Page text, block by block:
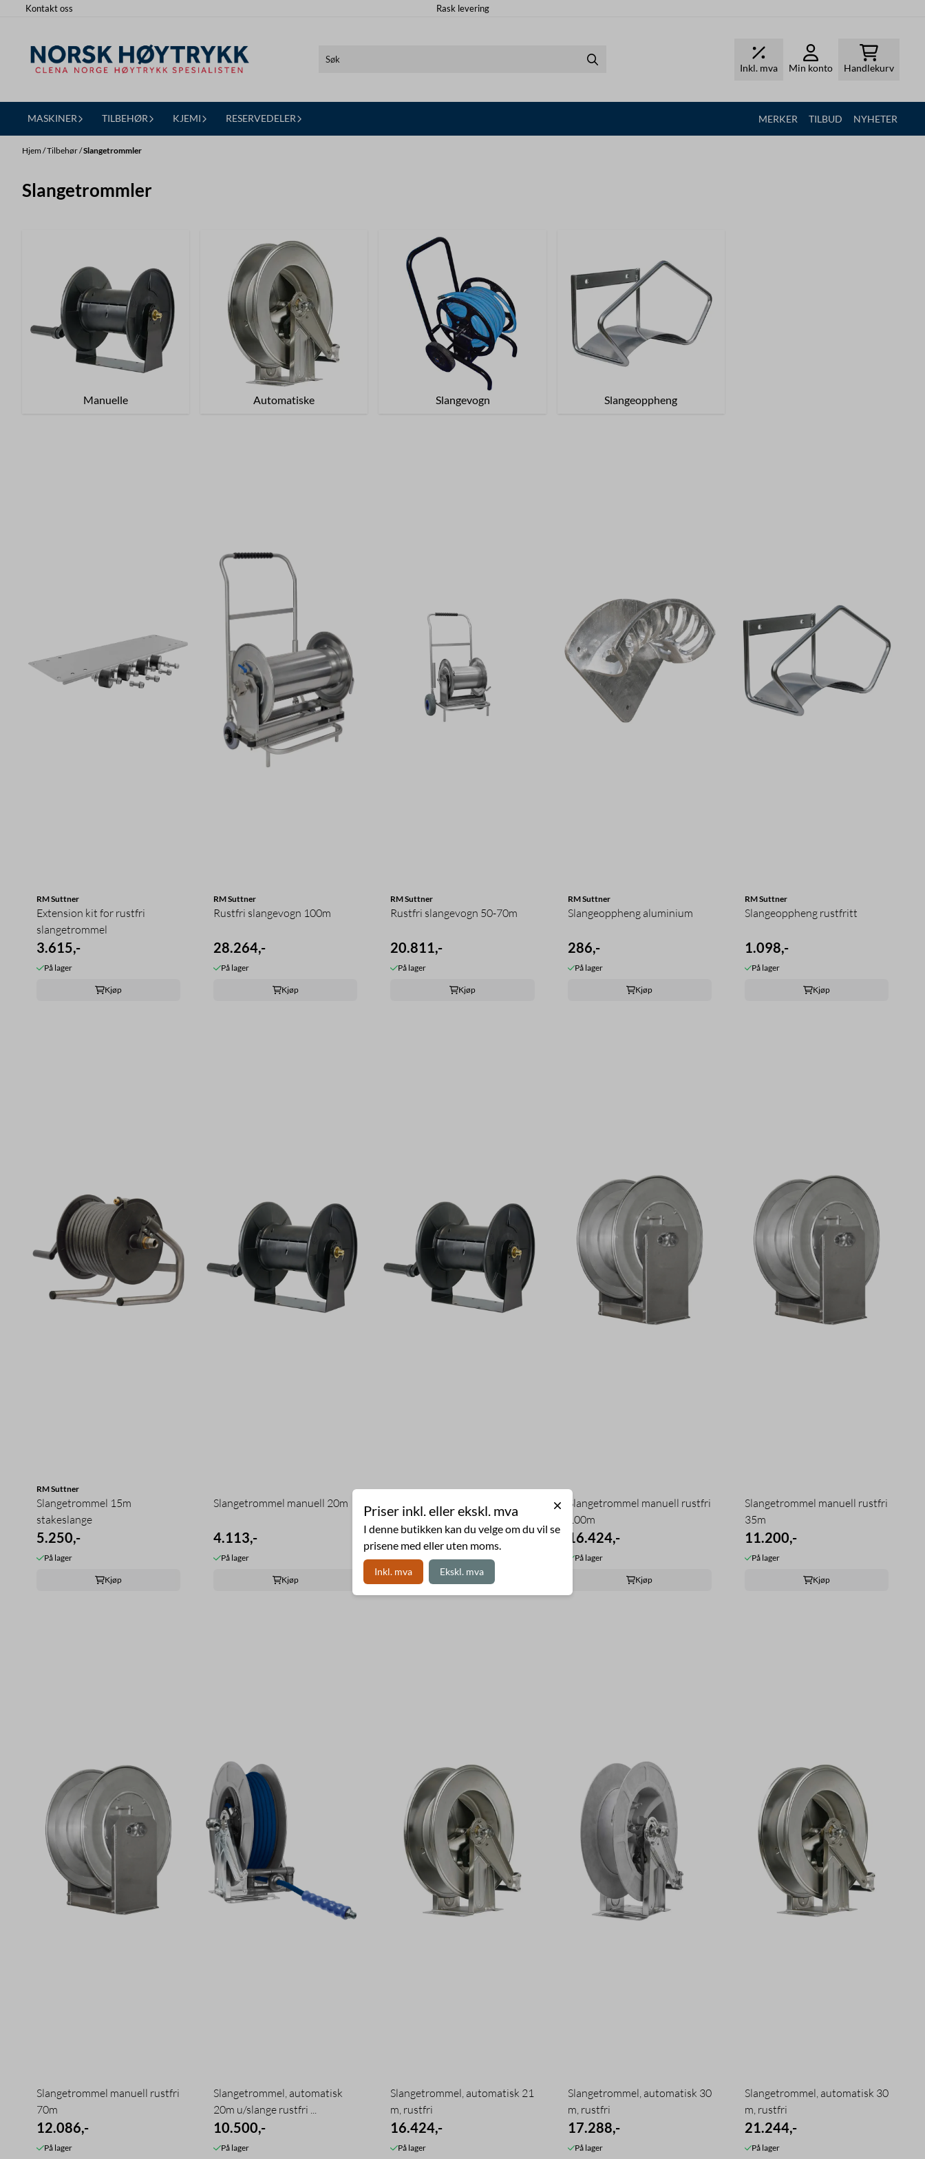
Hopp til innhold
Kontakt oss Rask levering
Inkl. mva Min konto Handlekurv
MASKINER TILBEHØR KJEMI RESERVEDELER MERKER TILBUD NYHETER
Hjem /Tilbehør/Slangetrommler
Slangetrommler
Manuelle Automatiske Slangevogn Slangeoppheng
RM Suttner
Extension kit for rustfri
slangetrommel
3.615,-
På lager
Kjøp
RM Suttner
Rustfri slangevogn 100m
28.264,-
På lager
Kjøp
RM Suttner
Rustfri slangevogn 50-70m
20.811,-
På lager
Kjøp
RM Suttner
Slangeoppheng aluminium
286,-
På lager
Kjøp
RM Suttner
Slangeoppheng rustfritt
1.098,-
På lager
Kjøp
RM Suttner
Slangetrommel 15m
stakeslange
5.250,-
På lager
Kjøp
Slangetrommel manuell 20m
4.113,-
På lager
Kjøp
Slangetrommel manuell 40m
4.909,-
På lager
Slangetrommel manuell rustfri
100m
16.424,-
På lager
Kjøp
Slangetrommel manuell rustfri
35m
11.200,-
På lager
Kjøp
Slangetrommel manuell rustfri
70m
12.086,-
På lager
Slangetrommel, automatisk
20m u/slange rustfri ...
10.500,-
På lager
Slangetrommel, automatisk 21
m, rustfri
16.424,-
På lager
Slangetrommel, automatisk 30
m, rustfri
17.288,-
På lager
Slangetrommel, automatisk 30
m, rustfri
21.244,-
På lager
Priser inkl. eller ekskl. mva
I denne butikken kan du velge om du vil se
prisene med eller uten moms.
Inkl. mva Ekskl. mva